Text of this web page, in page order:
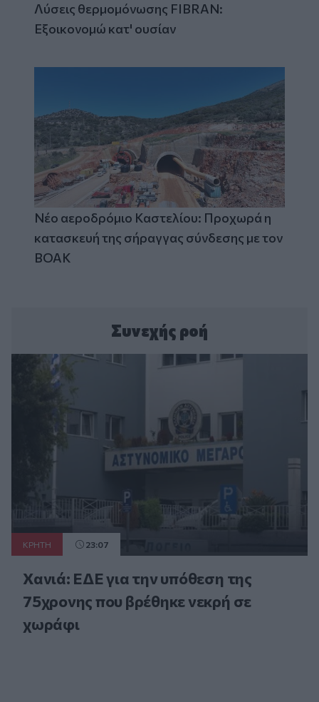
Λύσεις θερμομόνωσης FIBRAN:
Εξοικονομώ κατ' ουσίαν
Νέο αεροδρόμιο Καστελίου: Προχωρά η
κατασκευή της σήραγγας σύνδεσης με τον
ΒΟΑΚ
Συνεχής ροή
ΚΡΗΤΗ 23:07
Χανιά: ΕΔΕ για την υπόθεση της
75χρονης που βρέθηκε νεκρή σε
χωράφι